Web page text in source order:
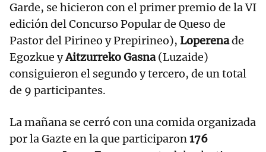
Garde, se hicieron con el primer premio de la VI
edición del Concurso Popular de Queso de
Pastor del Pirineo y Prepirineo), Loperenade
Egozkue yAitzurreko Gasna(Luzaide)
consiguieron el segundo y tercero, de un total
de 9 participantes.
La mañana se cerró con una comida organizada
por la Gazte en la que participaron176